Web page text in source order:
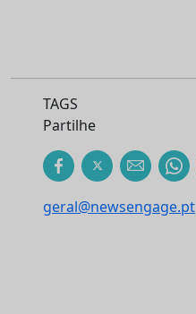
TAGS
Partilhe
geral@newsengage.pt